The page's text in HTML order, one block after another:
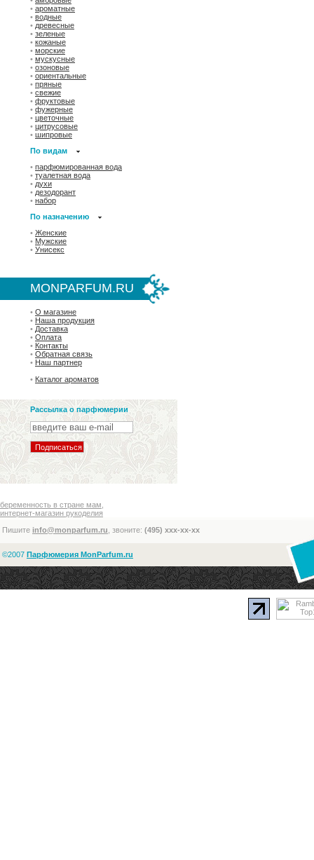
• ароматные
• водные
• древесные
• зеленые
• кожаные
• морские
• мускусные
• озоновые
• ориентальные
• пряные
• свежие
• фруктовые
• фужерные
• цветочные
• цитрусовые
• шипровые
По видам
• парфюмированная вода
• туалетная вода
• духи
• дезодорант
• набор
По назначению
• Женские
• Мужские
• Унисекс
MONPARFUM.RU
• О магазине
• Наша продукция
• Доставка
• Оплата
• Контакты
• Обратная связь
• Наш партнер
• Каталог ароматов
Рассылка о парфюмерии
беременность в стране мам
интернет-магазин рукоделия
Пишите info@monparfum.ru , звоните: (495) xxx-xx-xx
©2007 Парфюмерия MonParfum.ru